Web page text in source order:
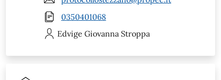
0350401068
Edvige Giovanna Stroppa